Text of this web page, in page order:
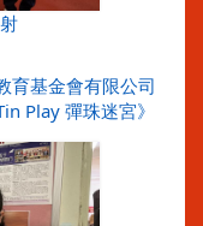
育基金會有限公司
Play 彈珠迷宮》